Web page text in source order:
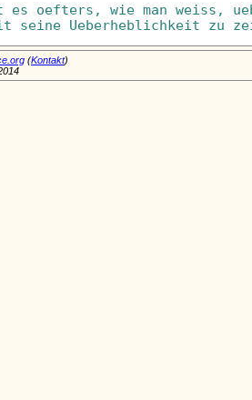
oefters, wie man weiss,
(Kontakt)